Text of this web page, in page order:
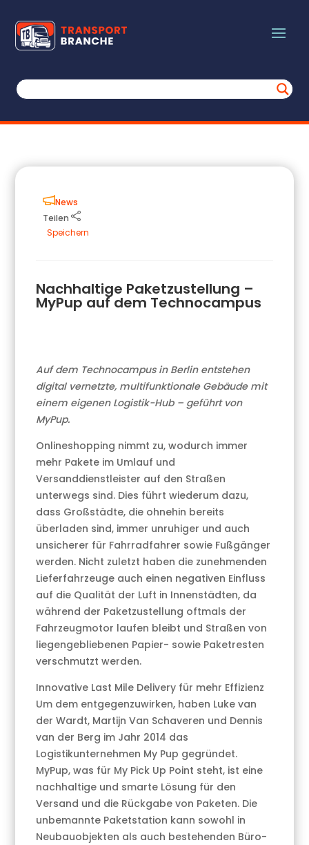
News
Teilen
Speichern
Nachhaltige Paketzustellung –
MyPup auf dem Technocampus
Auf dem Technocampus in Berlin entstehen
digital vernetzte, multifunktionale Gebäude mit
einem eigenen Logistik-Hub – geführt von
MyPup.
Onlineshopping nimmt zu, wodurch immer
mehr Pakete im Umlauf und
Versanddienstleister auf den Straßen
unterwegs sind. Dies führt wiederum dazu,
dass Großstädte, die ohnehin bereits
überladen sind, immer unruhiger und auch
unsicherer für Fahrradfahrer sowie Fußgänger
werden. Nicht zuletzt haben die zunehmenden
Lieferfahrzeuge auch einen negativen Einfluss
auf die Qualität der Luft in Innenstädten, da
während der Paketzustellung oftmals der
Fahrzeugmotor laufen bleibt und Straßen von
liegengebliebenen Papier- sowie Paketresten
verschmutzt werden.
Innovative Last Mile Delivery für mehr Effizienz
Um dem entgegenzuwirken, haben Luke van
der Wardt, Martijn Van Schaveren und Dennis
van der Berg im Jahr 2014 das
Logistikunternehmen My Pup gegründet.
MyPup, was für My Pick Up Point steht, ist eine
nachhaltige und smarte Lösung für den
Versand und die Rückgabe von Paketen. Die
unbemannte Paketstation kann sowohl in
Neubauobjekten als auch bestehenden Büro-